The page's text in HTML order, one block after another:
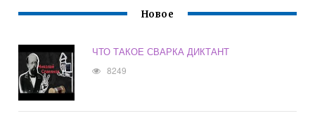
Новое
ЧТО ТАКОЕ СВАРКА ДИКТАНТ
8249